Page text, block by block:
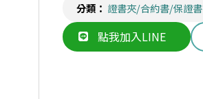
分類： 證書夾/合約書/保證書
點我加入LINE